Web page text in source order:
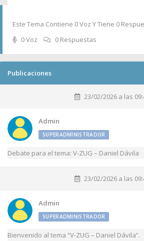
Este Tema Contiene 0 Voz Y Tiene 0
0 Voz
0 Respuestas
Publicaciones
23/02/2026 a las
Admin
SUPERADMINISTRADOR
Debate para el tema: V-ZUG – Daniel Dávila
23/02/2026 a las
Admin
SUPERADMINISTRADOR
Bienvenido al tema “V-ZUG – Daniel Dávila”.